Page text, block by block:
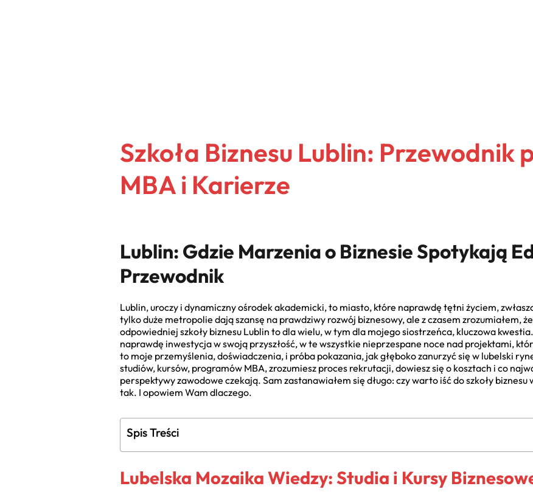
Szkoła Biznesu Lublin: Przewodnik
MBA i Karierze
Lublin: Gdzie Marzenia o Biznesie Spotykają
Przewodnik
Lublin, uroczy i dynamiczny ośrodek akademicki, to miasto, które naprawdę tętni życiem,
tylko duże metropolie dają szansę na prawdziwy rozwój biznesowy, ale z czasem zrozumiałem,
odpowiedniej szkoły biznesu Lublin to dla wielu, w tym dla mojego siostrzeńca, kluczowa
naprawdę inwestycja w swoją przyszłość, w te wszystkie nieprzespane noce nad projektami,
to moje przemyślenia, doświadczenia, i próba pokazania, jak głęboko zanurzyć się w lubelski
studiów, kursów, programów MBA, zrozumiesz proces rekrutacji, dowiesz się o kosztach i co
perspektywy zawodowe czekają. Sam zastanawiałem się długo: czy warto iść do szkoły
tak. I opowiem Wam dlaczego.
Spis Treści
Lubelska Mozaika Wiedzy: Studia i Kursy